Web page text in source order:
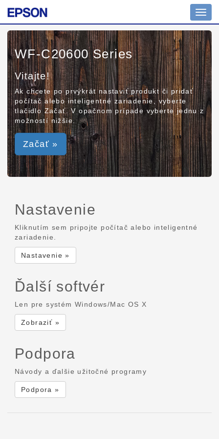
WF-C20600 Series
Vitajte!
Ak chcete po prvýkrát nastaviť produkt či pridať
počítač alebo inteligentné zariadenie, vyberte
tlačidlo Začať. V opačnom prípade vyberte jednu z
možností nižšie.
Začať »
Nastavenie
Kliknutím sem pripojte počítač alebo inteligentné
zariadenie.
Nastavenie »
Ďalší softvér
Len pre systém Windows/Mac OS X
Zobraziť »
Podpora
Návody a ďalšie užitočné programy
Podpora »